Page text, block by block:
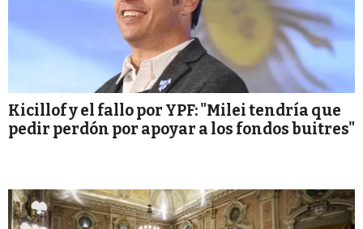
Kicillof y el fallo por YPF: "Milei tendría que
pedir perdón por apoyar a los fondos buitres"